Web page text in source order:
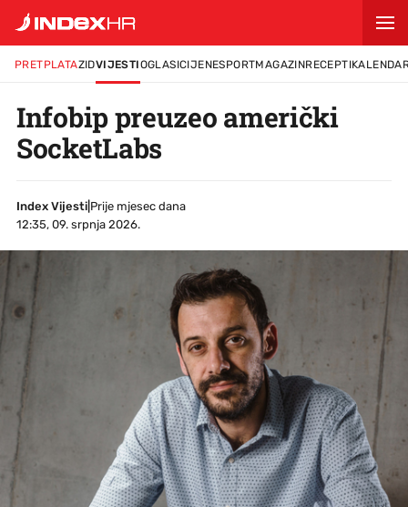
PRETPLATAZIDVIJESTIOGLASICIJENESPORTMAGAZINRECEPTI
Infobip preuzeo američki
SocketLabs
Index Vijesti
Prije mjesec dana
12:35, 09. srpnja 2026.